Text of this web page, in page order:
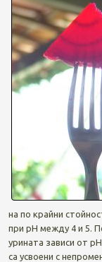
на по крайни
при pH между 4 и 5.
урината зависи от
са усвоени с